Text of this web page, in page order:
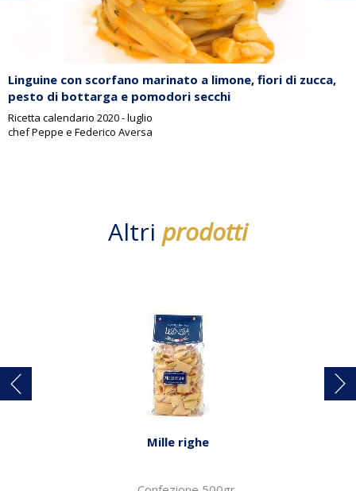
Linguine con scorfano marinato a limone, fiori di zucca,
pesto di bottarga e pomodori secchi
Ricetta calendario 2020 - luglio
chef Peppe e Federico Aversa
Altri prodotti
Mille righe